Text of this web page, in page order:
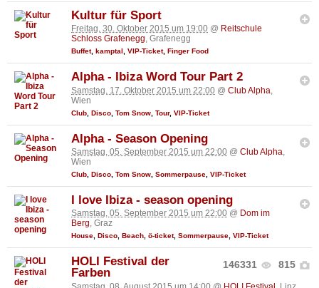
Kultur für Sport
Freitag, 30. Oktober 2015 um 19:00 @ Reitschule
Schloss Grafenegg, Grafenegg
Buffet, kamptal, VIP-Ticket, Finger Food
Alpha - Ibiza Word Tour Part 2
Samstag, 17. Oktober 2015 um 22:00 @ Club Alpha
Wien
Club Disco Tom Snow Tour, VIP-Ticket
Alpha - Season Opening
Samstag, 05. September 2015 um 22:00 @ Club Alpha,
Wien
Club Disco Tom Snow Sommerpause VIP-Ticket
I love Ibiza - season opening
Samstag, 05. September 2015 um 22:00 @ Dom im
Berg, Graz
House, Disco, Beach, ö-ticket, Sommerpause, VIP-Ticket
146331 815
HOLI Festival der
Farben